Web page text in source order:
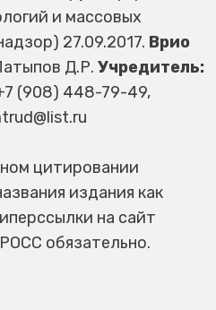
и массовых
27.09.2017. Врио
Д.Р. Учредитель:
(908) 448-79-49,
цитировании
издания как
на сайт
обязательно.